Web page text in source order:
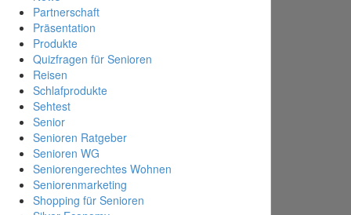
Partnerschaft
Präsentation
Produkte
Quizfragen für Senioren
Reisen
Schlafprodukte
Sehtest
Senior
Senioren Ratgeber
Senioren WG
Seniorengerechtes Wohnen
Seniorenmarketing
Shopping für Senioren